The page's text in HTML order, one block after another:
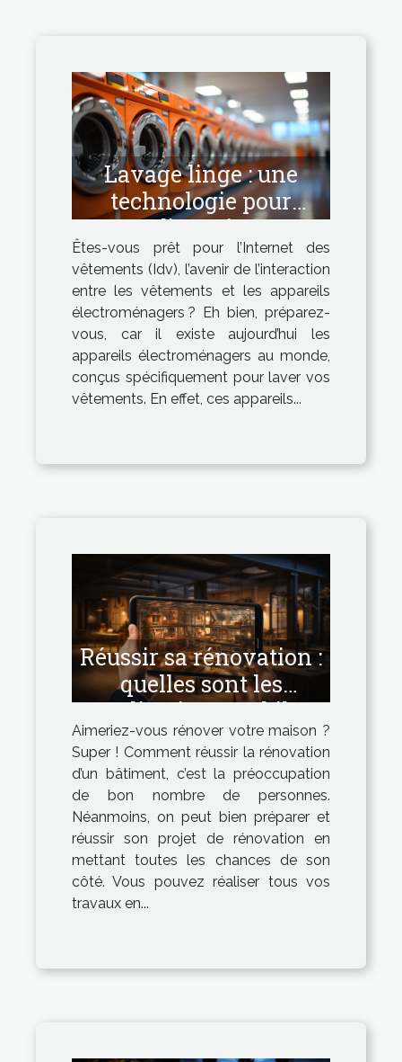
Lavage linge : une
technologie pour
l’avenir
Êtes-vous prêt pour l’Internet des
vêtements (Idv), l’avenir de l’interaction
entre les vêtements et les appareils
électroménagers ? Eh bien, préparez-
vous, car il existe aujourd’hui les
appareils électroménagers au monde,
conçus spécifiquement pour laver vos
vêtements. En effet, ces appareils...
Réussir sa rénovation :
quelles sont les
applications mobiles
les plus utiles ?
Aimeriez-vous rénover votre maison ?
Super ! Comment réussir la rénovation
d’un bâtiment, c’est la préoccupation
de bon nombre de personnes.
Néanmoins, on peut bien préparer et
réussir son projet de rénovation en
mettant toutes les chances de son
côté. Vous pouvez réaliser tous vos
travaux en...